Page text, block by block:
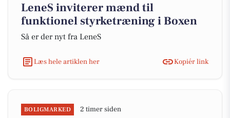
LeneS inviterer mænd til
funktionel styrketræning i Boxen
Så er der nyt fra LeneS
Læs hele artiklen her Kopiér link
BOLIGMARKED 2 timer siden